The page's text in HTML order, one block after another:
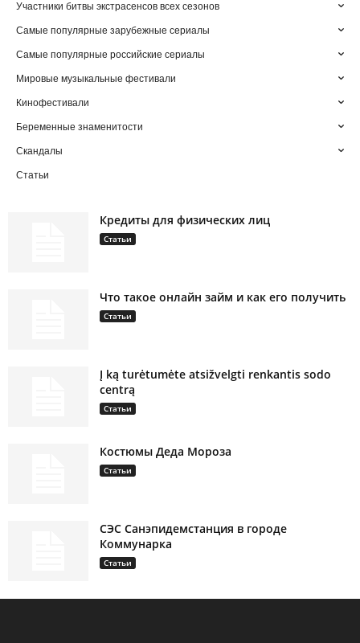
Участники битвы экстрасенсов всех сезонов
Самые популярные зарубежные сериалы
Самые популярные российские сериалы
Мировые музыкальные фестивали
Кинофестивали
Беременные знаменитости
Скандалы
Статьи
Кредиты для физических лиц
Статьи
Что такое онлайн займ и как его получить
Статьи
Į ką turėtumėte atsižvelgti renkantis sodo
centrą
Статьи
Костюмы Деда Мороза
Статьи
СЭС Санэпидемстанция в городе
Коммунарка
Статьи